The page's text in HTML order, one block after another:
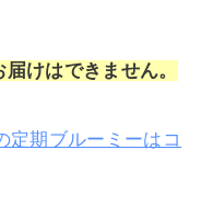
けはできません。
定期ブルーミーはコ